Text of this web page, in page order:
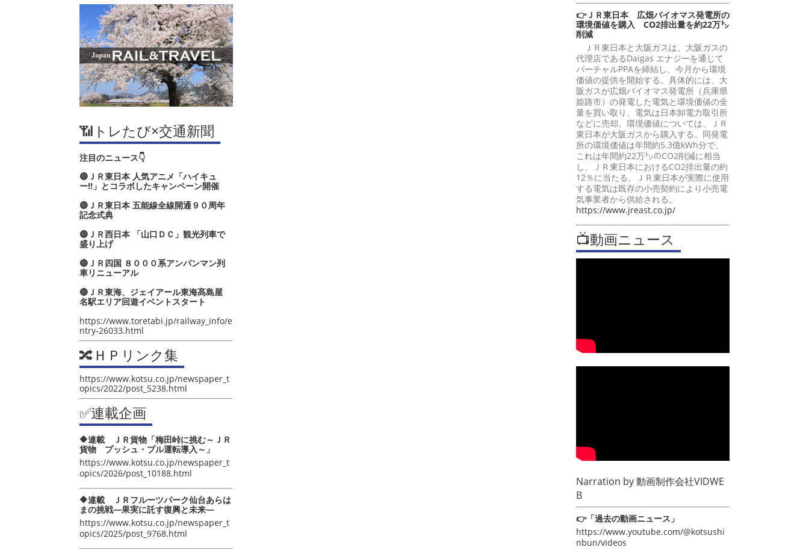
📶トレたび×交通新聞
注目のニュース👇
🔴ＪＲ東日本 人気アニメ「ハイキュ
ー‼」とコラボしたキャンペーン開催
🔴ＪＲ東日本 五能線全線開通９０周年
記念式典
🔴ＪＲ西日本 「山口ＤＣ」観光列車で
盛り上げ
🔴ＪＲ四国 ８０００系アンパンマン列
車リニューアル
🔴ＪＲ東海、ジェイアール東海髙島屋
名駅エリア回遊イベントスタート
https://www.toretabi.jp/railway_info/e
ntry-26033.html
🔀ＨＰリンク集
https://www.kotsu.co.jp/newspaper_t
opics/2022/post_5238.html
✅連載企画
🔶連載 ＪＲ貨物「梅田峠に挑む～ＪＲ
貨物 プッシュ・プル運転導入～」
https://www.kotsu.co.jp/newspaper_t
opics/2026/post_10188.html
🔶連載 ＪＲフルーツパーク仙台あらは
まの挑戦―果実に託す復興と未来―
https://www.kotsu.co.jp/newspaper_t
opics/2025/post_9768.html
👉ＪＲ東日本 広畑バイオマス発電所の
環境価値を購入 CO2排出量を約22万㌧
削減
ＪＲ東日本と大阪ガスは、大阪ガスの
代理店であるDaigas エナジーを通じて
バーチャルPPAを締結し、今月から環境
価値の提供を開始する。具体的には、大
阪ガスが広畑バイオマス発電所（兵庫県
姫路市）の発電した電気と環境価値の全
量を買い取り、電気は日本卸電力取引所
などに売却。環境価値については、ＪＲ
東日本が大阪ガスから購入する。同発電
所の環境価値は年間約5.3億kWh分で、
これは年間約22万㌧のCO2削減に相当
し、ＪＲ東日本におけるCO2排出量の約
12％に当たる。ＪＲ東日本が実際に使用
する電気は既存の小売契約により小売電
気事業者から供給される。
https://www.jreast.co.jp/
📺動画ニュース
Narration by動画制作会社VIDWE
B
👉「過去の動画ニュース」
https://www.youtube.com/@kotsushi
nbun/videos